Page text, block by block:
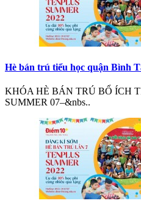
Hè bán trú tiểu học quận Bình
KHÓA HÈ BÁN TRÚ BỔ ÍCH
SUMMER 07–&nbs..